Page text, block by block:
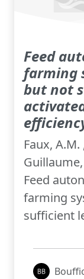
Feed
farming
but not
Faux,
Feed
farming
sufficient